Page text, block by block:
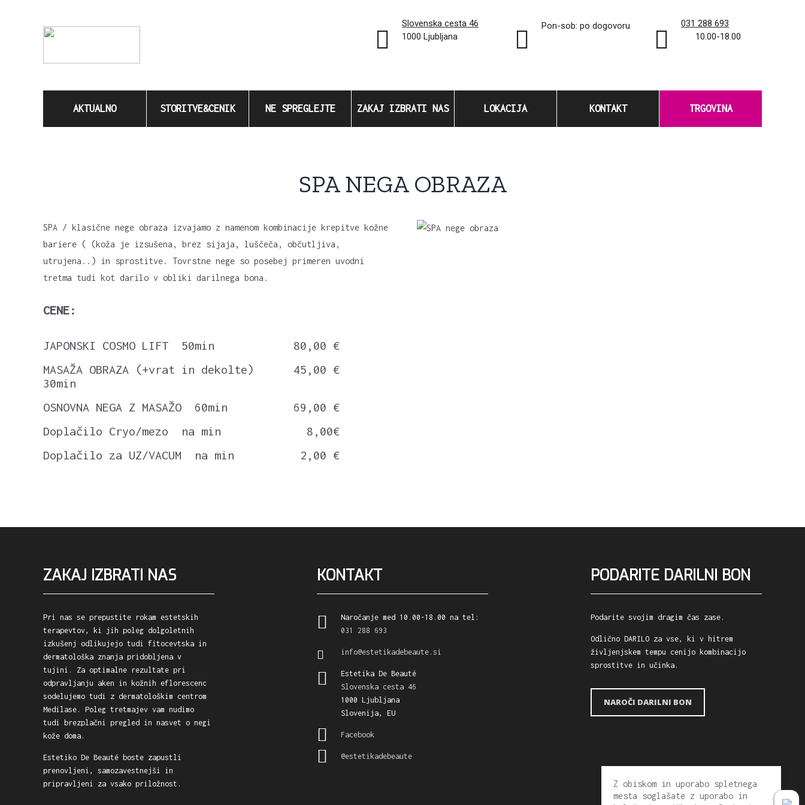
Slovenska cesta 46
1000 Ljubljana
Pon-sob: po dogovoru
031 288 693
10.00-18.00
for:
AKTUALNO STORITVE&CENIK NE SPREGLEJTE ZAKAJ IZBRATI NAS LOKACIJA KONTAKT TRGOVINA
SPA NEGA OBRAZA
SPA / klasične nege obraza izvajamo z namenom kombinacije krepitve kožne
bariere ( (koža je izsušena, brez sijaja, luščeča, občutljiva,
utrujena..) in sprostitve. Tovrstne nege so posebej primeren uvodni
tretma tudi kot darilo v obliki darilnega bona.
CENE:
JAPONSKI COSMO LIFT 50min
80,00 €
MASAŽA OBRAZA (+vrat in dekolte)
30min
45,00 €
OSNOVNA NEGA Z MASAŽO 60min
69,00 €
Doplačilo Cryo/mezo na min
8,00€
Doplačilo za UZ/VACUM na min
2,00 €
Z obiskom in uporabo spletnega
mesta soglašate z uporabo in
ZAKAJ IZBRATI NAS
Pri nas se prepustite rokam estetskih
terapevtov, ki jih poleg dolgoletnih
izkušenj odlikujejo tudi fitocevtska in
dermatološka znanja pridobljena v
tujini. Za optimalne rezultate pri
odpravljanju aken in kožnih eflorescenc
sodelujemo tudi z dermatološkim centrom
Medilase. Poleg tretmajev vam nudimo
tudi brezplačni pregled in nasvet o negi
kože doma.
Estetiko De Beauté boste zapustli
prenovljeni, samozavestnejši in
pripravljeni za vsako priložnost.
KONTAKT
Naročanje med 10.00-18.00 na tel:
031 288 693
info@estetikadebeaute.si
Estetika De Beauté
Slovenska cesta 46
1000 Ljubljana
Slovenija, EU
Facebook
@estetikadebeaute
PODARITE DARILNI BON
Podarite svojim dragim čas zase.
Odlično DARILO za vse, ki v hitrem
življenjskem tempu cenijo kombinacijo
sprostitve in učinka.
NAROČI DARILNI BON